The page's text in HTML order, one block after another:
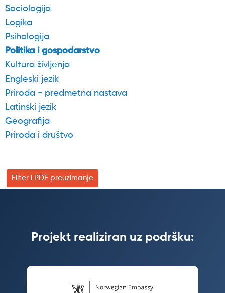
Sociologija
Logika
Psihologija
Politika i gospodarstvo
Kultura življenja
Engleski jezik
Priroda - predmetna nastava
Latinski jezik
Geografija
Priroda i društvo
Filter i PDF preuzimanje
Projekt realiziran uz podršku: